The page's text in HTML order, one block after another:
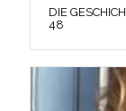
DIE
48